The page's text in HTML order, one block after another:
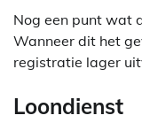
Nog een punt wat
Wanneer dit het
registratie lager
Loondienst